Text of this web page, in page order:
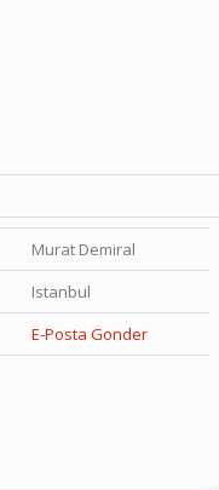
Murat Demiral
Istanbul
E-Posta Gonder